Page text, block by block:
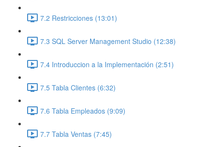
7.2 Restricciones (13:01)
7.3 SQL Server Management Studio (12:38)
7.4 Introduccion a la Implementación (2:51)
7.5 Tabla Clientes (6:32)
7.6 Tabla Empleados (9:09)
7.7 Tabla Ventas (7:45)